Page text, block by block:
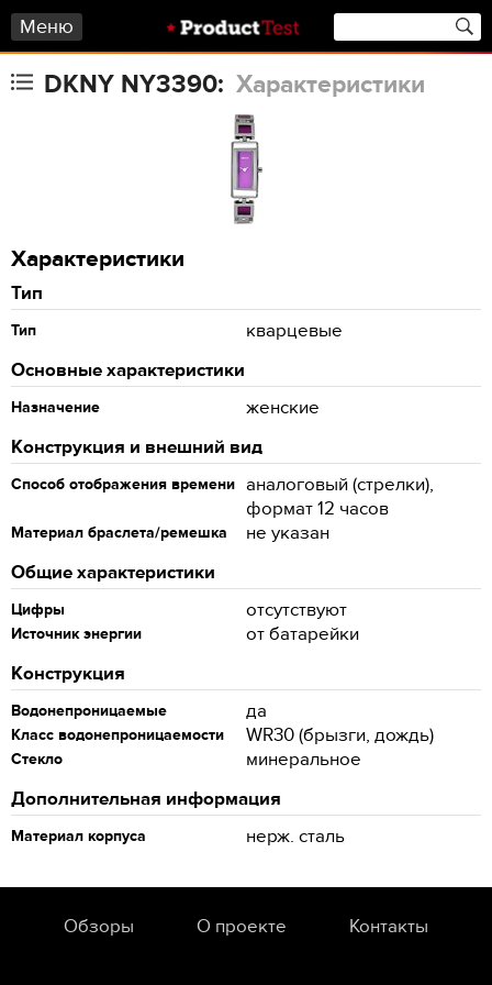
Меню
DKNY NY3390: Характеристики
Характеристики
Тип
Тип
кварцевые
Основные характеристики
Назначение
женские
Конструкция и внешний вид
Способ отображения времени аналоговый (стрелки),
формат 12 часов
Материал браслета/ремешка
не указан
Общие характеристики
Цифры отсутствуют
Источник энергии
от батарейки
Конструкция
Водонепроницаемые да
Класс водонепроницаемости WR30 (брызги, дождь)
Стекло
минеральное
Дополнительная информация
Материал корпуса нерж. сталь
Обзоры О проекте Контакты